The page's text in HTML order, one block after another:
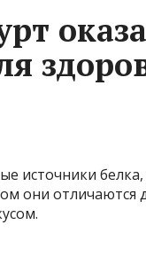
источники
они отличаются